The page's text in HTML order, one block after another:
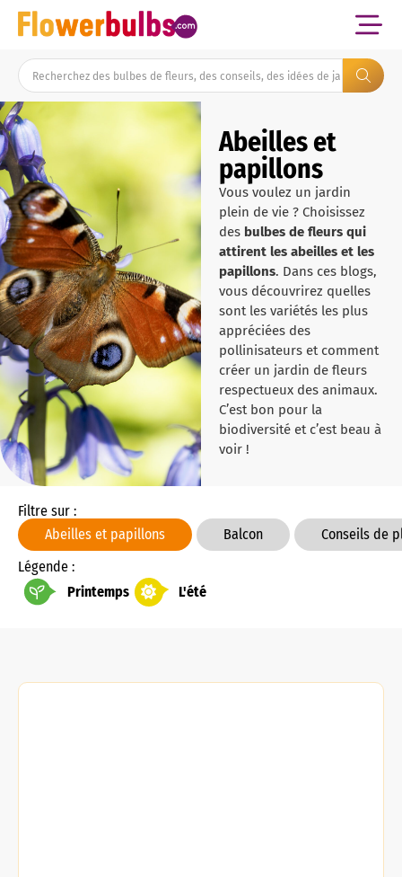
Abeilles et
papillons
Vous voulez un jardin
plein de vie ? Choisissez
des bulbes de fleurs qui
attirent les abeilles et les
papillons. Dans ces blogs,
vous découvrirez quelles
sont les variétés les plus
appréciées des
pollinisateurs et comment
créer un jardin de fleurs
respectueux des animaux.
C’est bon pour la
biodiversité et c’est beau à
voir !
Filtre sur :
Abeilles et papillons
Balcon
Conseils de
Légende :
Printemps
L'été